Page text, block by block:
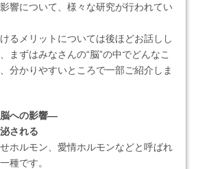
響について、様々な研究が行われてい
るメリットについては後ほどお話しし
まずはみなさんの“脳”の中でどんなこ
分かりやすいところで一部ご紹介しま
への影響―
される
ホルモン、愛情ホルモンなどと呼ばれ
種です。